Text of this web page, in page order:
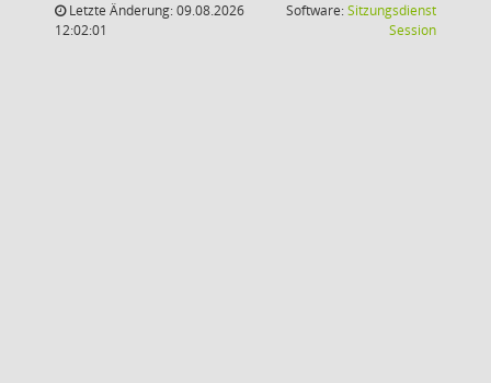
Letzte Änderung: 09.08.2026
12:02:01
Software:Sitzungsdienst
Session(Wird in